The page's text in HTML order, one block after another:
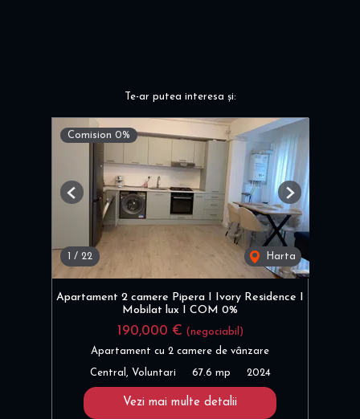
Te-ar putea interesa și:
Comision 0%
/ 22 Harta
Previous Next
Apartament 2 camere Pipera I Ivory Residence I
Mobilat lux I COM 0%
190,000 € (negociabil)
Apartament cu 2 camere de vânzare
Central, Voluntari 67.6 mp 2024
Vezi mai multe detalii